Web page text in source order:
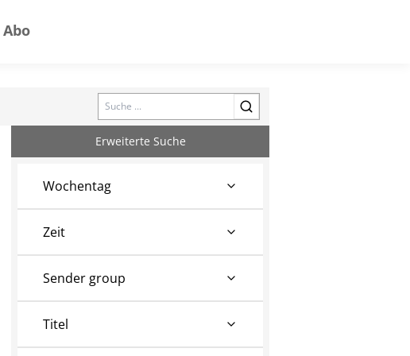
Abo
Search
Erweiterte Suche
Wochentag
Zeit
Sender group
Titel